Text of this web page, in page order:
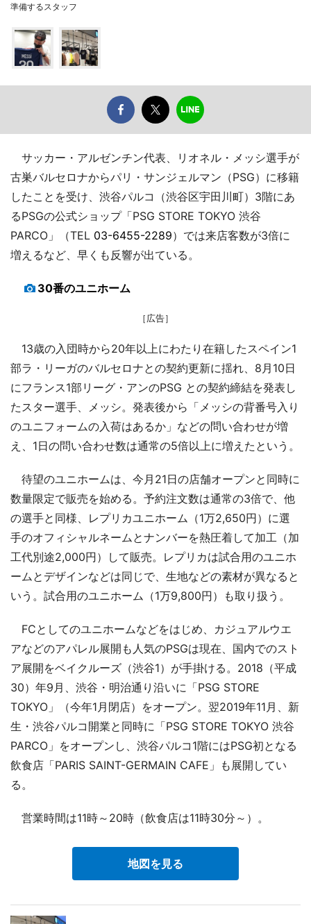
準備するスタッフ
サッカー・アルゼンチン代表、リオネル・メッシ選手が
古巣バルセロナからパリ・サンジェルマン（PSG）に移籍
したことを受け、渋谷パルコ（渋谷区宇田川町）3階にあ
るPSGの公式ショップ「PSG STORE TOKYO 渋谷
PARCO」（TEL 03-6455-2289）では来店客数が3倍に
増えるなど、早くも反響が出ている。
30番のユニホーム
［広告］
13歳の入団時から20年以上にわたり在籍したスペイン1
部ラ・リーガのバルセロナとの契約更新に揺れ、8月10日
にフランス1部リーグ・アンのPSG との契約締結を発表し
たスター選手、メッシ。発表後から「メッシの背番号入り
のユニフォームの入荷はあるか」などの問い合わせが増
え、1日の問い合わせ数は通常の5倍以上に増えたという。
待望のユニホームは、今月21日の店舗オープンと同時に
数量限定で販売を始める。予約注文数は通常の3倍で、他
の選手と同様、レプリカユニホーム（1万2,650円）に選
手のオフィシャルネームとナンバーを熱圧着して加工（加
工代別途2,000円）して販売。レプリカは試合用のユニホ
ームとデザインなどは同じで、生地などの素材が異なると
いう。試合用のユニホーム（1万9,800円）も取り扱う。
FCとしてのユニホームなどをはじめ、カジュアルウエ
アなどのアパレル展開も人気のPSGは現在、国内でのスト
ア展開をベイクルーズ（渋谷1）が手掛ける。2018（平成
30）年9月、渋谷・明治通り沿いに「PSG STORE
TOKYO」（今年1月閉店）をオープン。翌2019年11月、新
生・渋谷パルコ開業と同時に「PSG STORE TOKYO 渋谷
PARCO」をオープンし、渋谷パルコ1階にはPSG初となる
飲食店「PARIS SAINT-GERMAIN CAFE」も展開してい
る。
営業時間は11時～20時（飲食店は11時30分～）。
地図を見る